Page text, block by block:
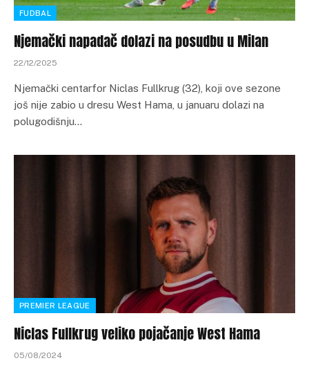
FUDBAL
Njemački napadač dolazi na posudbu u Milan
22/12/2025
Njemački centarfor Niclas Fullkrug (32), koji ove sezone
još nije zabio u dresu West Hama, u januaru dolazi na
polugodišnju…
PREMIER LEAGUE
Niclas Fullkrug veliko pojačanje West Hama
05/08/2024